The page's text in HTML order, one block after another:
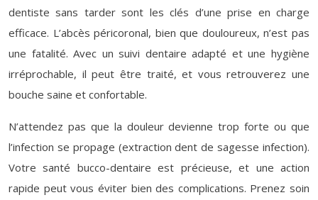
dentiste sans tarder sont les clés d’une prise en charge
efficace. L’abcès péricoronal, bien que douloureux, n’est pas
une fatalité. Avec un suivi dentaire adapté et une hygiène
irréprochable, il peut être traité, et vous retrouverez une
bouche saine et confortable.
N’attendez pas que la douleur devienne trop forte ou que
l’infection se propage (extraction dent de sagesse infection).
Votre santé bucco-dentaire est précieuse, et une action
rapide peut vous éviter bien des complications. Prenez soin